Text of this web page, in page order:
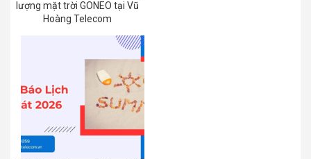
lượng mặt trời GONEO tại Vũ
Hoàng Telecom